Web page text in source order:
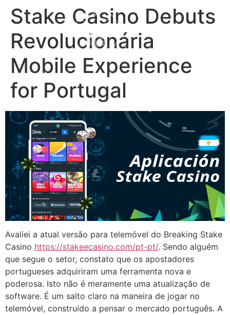
content
Stake Casino Debuts
Revolucionária
Mobile Experience
for Portugal
Avaliei a atual versão para telemóvel do Breaking Stake
Casino https://stakeecasino.com/pt-pt/. Sendo alguém
que segue o setor, constato que os apostadores
portugueses adquiriram uma ferramenta nova e
poderosa. Isto não é meramente uma atualização de
software. É um salto claro na maneira de jogar no
telemóvel, construído a pensar o mercado português. A